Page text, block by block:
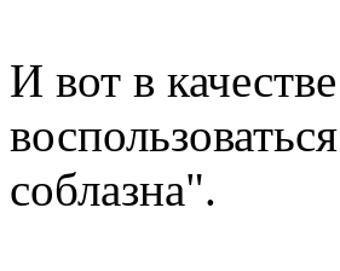
И вот в
соблазна".